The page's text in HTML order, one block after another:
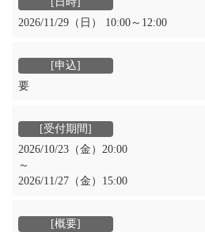
2026/11/29（日） 10:00～12:00
要
2026/10/23（金）20:00
～
2026/11/27（金）15:00